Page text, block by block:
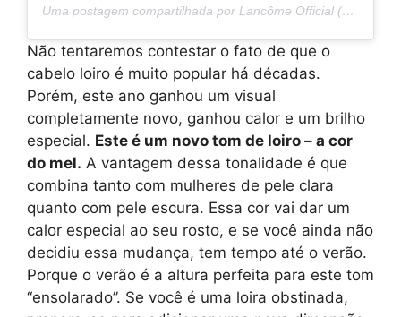
Uma postagem compartilhada por Lancôme Official (@lancomeofficial)
Não tentaremos contestar o fato de que o
cabelo loiro é muito popular há décadas.
Porém, este ano ganhou um visual
completamente novo, ganhou calor e um brilho
especial. Este é um novo tom de loiro – a cor
do mel. A vantagem dessa tonalidade é que
combina tanto com mulheres de pele clara
quanto com pele escura. Essa cor vai dar um
calor especial ao seu rosto, e se você ainda não
decidiu essa mudança, tem tempo até o verão.
Porque o verão é a altura perfeita para este tom
“ensolarado”. Se você é uma loira obstinada,